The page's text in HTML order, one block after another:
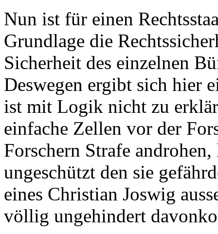
Nun ist für einen
Grundlage die
Sicherheit des einzelnen
Deswegen ergibt sich hier
ist mit Logik nicht zu
einfache Zellen vor der
Forschern Strafe
ungeschützt den sie
eines Christian Joswig
völlig ungehindert